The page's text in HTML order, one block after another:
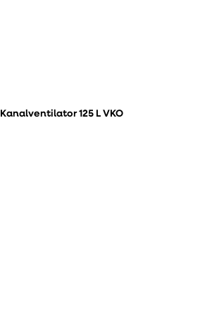
Kanalventilator 125 L VKO